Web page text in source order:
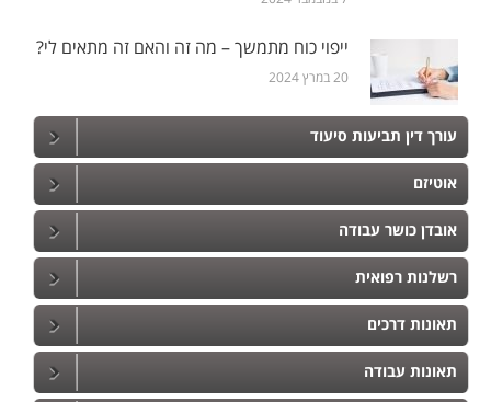
ייפוי כוח מתמשך – מה זה והאם זה מתאים לי?
20 במרץ 2024
עורך דין תביעות סיעוד
אוטיזם
אובדן כושר עבודה
רשלנות רפואית
תאונות דרכים
תאונות עבודה